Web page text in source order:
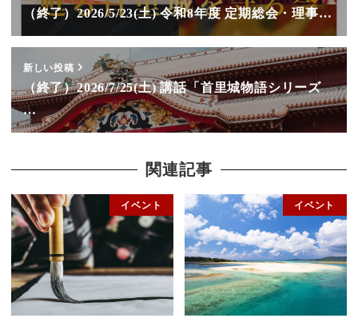
（終了）2026/5/23(土) 令和8年度 定期総会・理事…
新しい投稿
（終了）2026/7/25(土) 講話「首里城物語シリーズ
…
関連記事
イベント イベント